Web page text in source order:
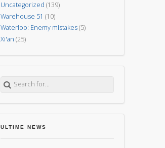
Uncategorized (139)
Warehouse 51 (10)
Waterloo: Enemy mistakes(5)
Xi'an (25)
ULTIME NEWS